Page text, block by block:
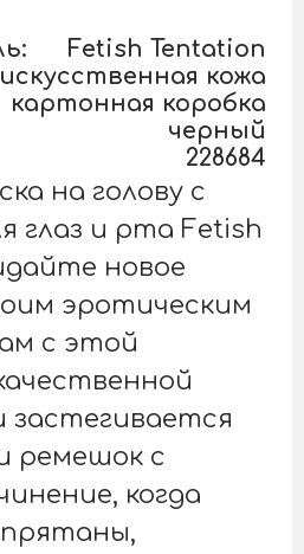
Fetish Tentation
искусственная кожа
картонная коробка
черный
228684
на голову с
глаз и рта Fetish
новое
эротическим
с этой
застегивается
ремешок с
когда